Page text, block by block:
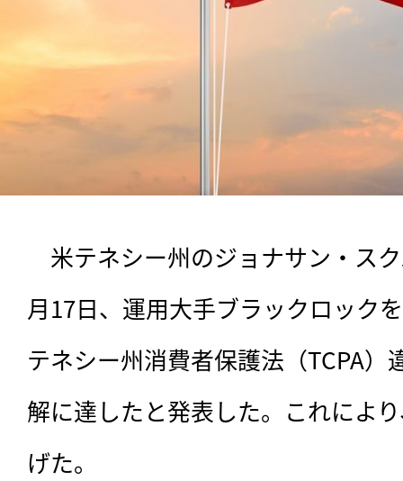
米テネシー州のジョナサン・ス
月17日、運用大手ブラックロック
テネシー州消費者保護法（TCPA）
解に達したと発表した。これによ
げた。